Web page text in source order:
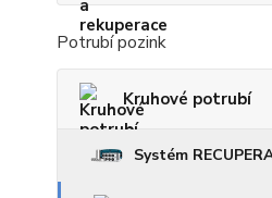
Potrubí pozink
Kruhové potrubí
Systém